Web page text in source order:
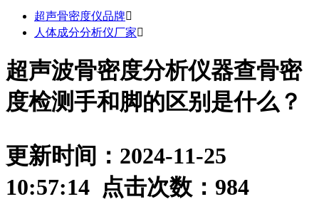
超声骨密度仪品牌
人体成分分析仪厂家
超声波骨密度分析仪器查骨密
度检测手和脚的区别是什么？
更新时间：2024-11-25
10:57:14 点击次数： 984